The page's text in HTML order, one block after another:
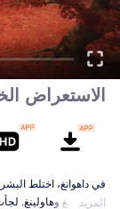
الاستعراض
في داهوانغ، اختلط
و تشنرونغ وهاولينغ.
المزيد